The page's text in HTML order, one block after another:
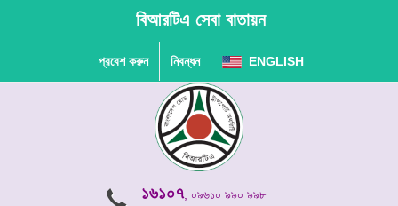
বিআরটিএ সেবা বাতায়ন
প্রবেশ করুন নিবন্ধন ENGLISH
১৬১০৭, ০৯৬১০ ৯৯০ ৯৯৮